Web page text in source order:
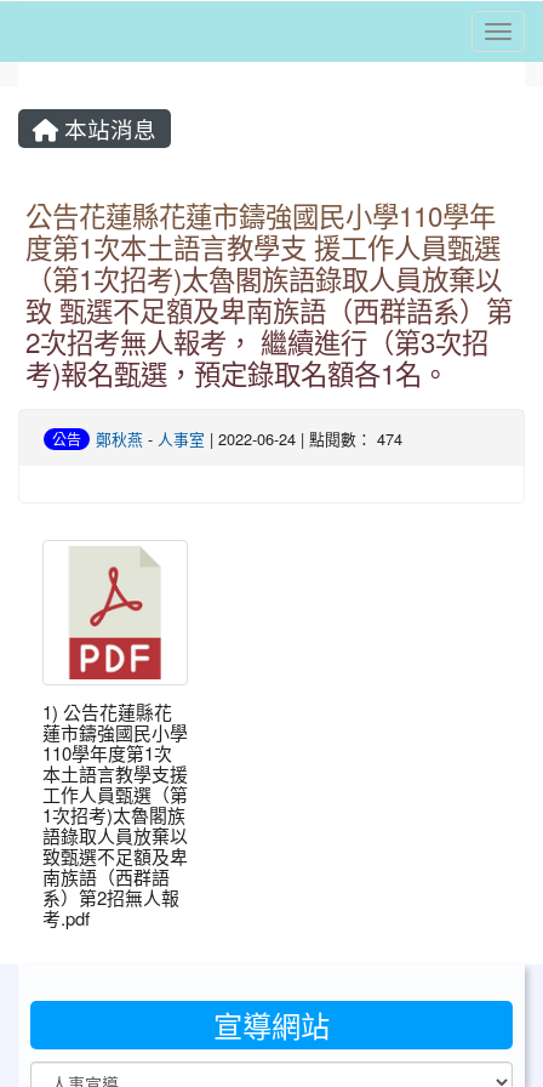
⏸
本站消息
公告花蓮縣花蓮市鑄強國民小學110學年
度第1次本土語言教學支 援工作人員甄選
（第1次招考)太魯閣族語錄取人員放棄以
致 甄選不足額及卑南族語（西群語系）第
2次招考無人報考， 繼續進行（第3次招
考)報名甄選，預定錄取名額各1名。
公告 鄭秋燕 - 人事室 | 2022-06-24 | 點閱數： 474
1) 公告花蓮縣花
蓮市鑄強國民小學
110學年度第1次
本土語言教學支援
工作人員甄選（第
1次招考)太魯閣族
語錄取人員放棄以
致甄選不足額及卑
南族語（西群語
系）第2招無人報
考.pdf
宣導網站